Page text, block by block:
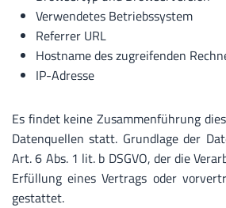
Verwendetes Betriebssystem
Referrer URL
Hostname des zugreifenden
IP-Adresse
Es findet keine Zusammenführung
Datenquellen statt. Grundlage der
Art. 6 Abs. 1 lit. b DSGVO, der die
Erfüllung eines Vertrags oder
gestattet.